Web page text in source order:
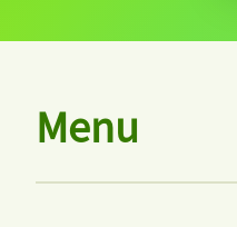
Menu